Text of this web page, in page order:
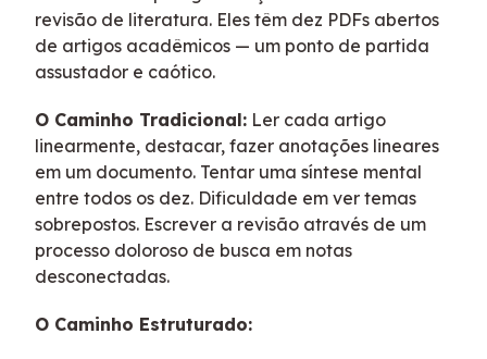
revisão de literatura. Eles têm dez PDFs abertos
de artigos acadêmicos — um ponto de partida
assustador e caótico.
O Caminho Tradicional: Ler cada artigo
linearmente, destacar, fazer anotações lineares
em um documento. Tentar uma síntese mental
entre todos os dez. Dificuldade em ver temas
sobrepostos. Escrever a revisão através de um
processo doloroso de busca em notas
desconectadas.
O Caminho Estruturado: